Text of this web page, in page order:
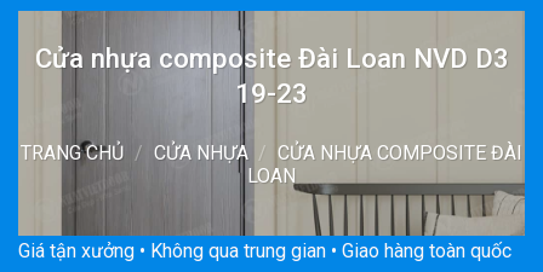
Cửa nhựa composite Đài Loan NVD D3
19-23
TRANG CHỦ / CỬA NHỰA / CỬA NHỰA COMPOSITE ĐÀI
LOAN
Giá tận xưởng • Không qua trung gian • Giao hàng toàn quốc